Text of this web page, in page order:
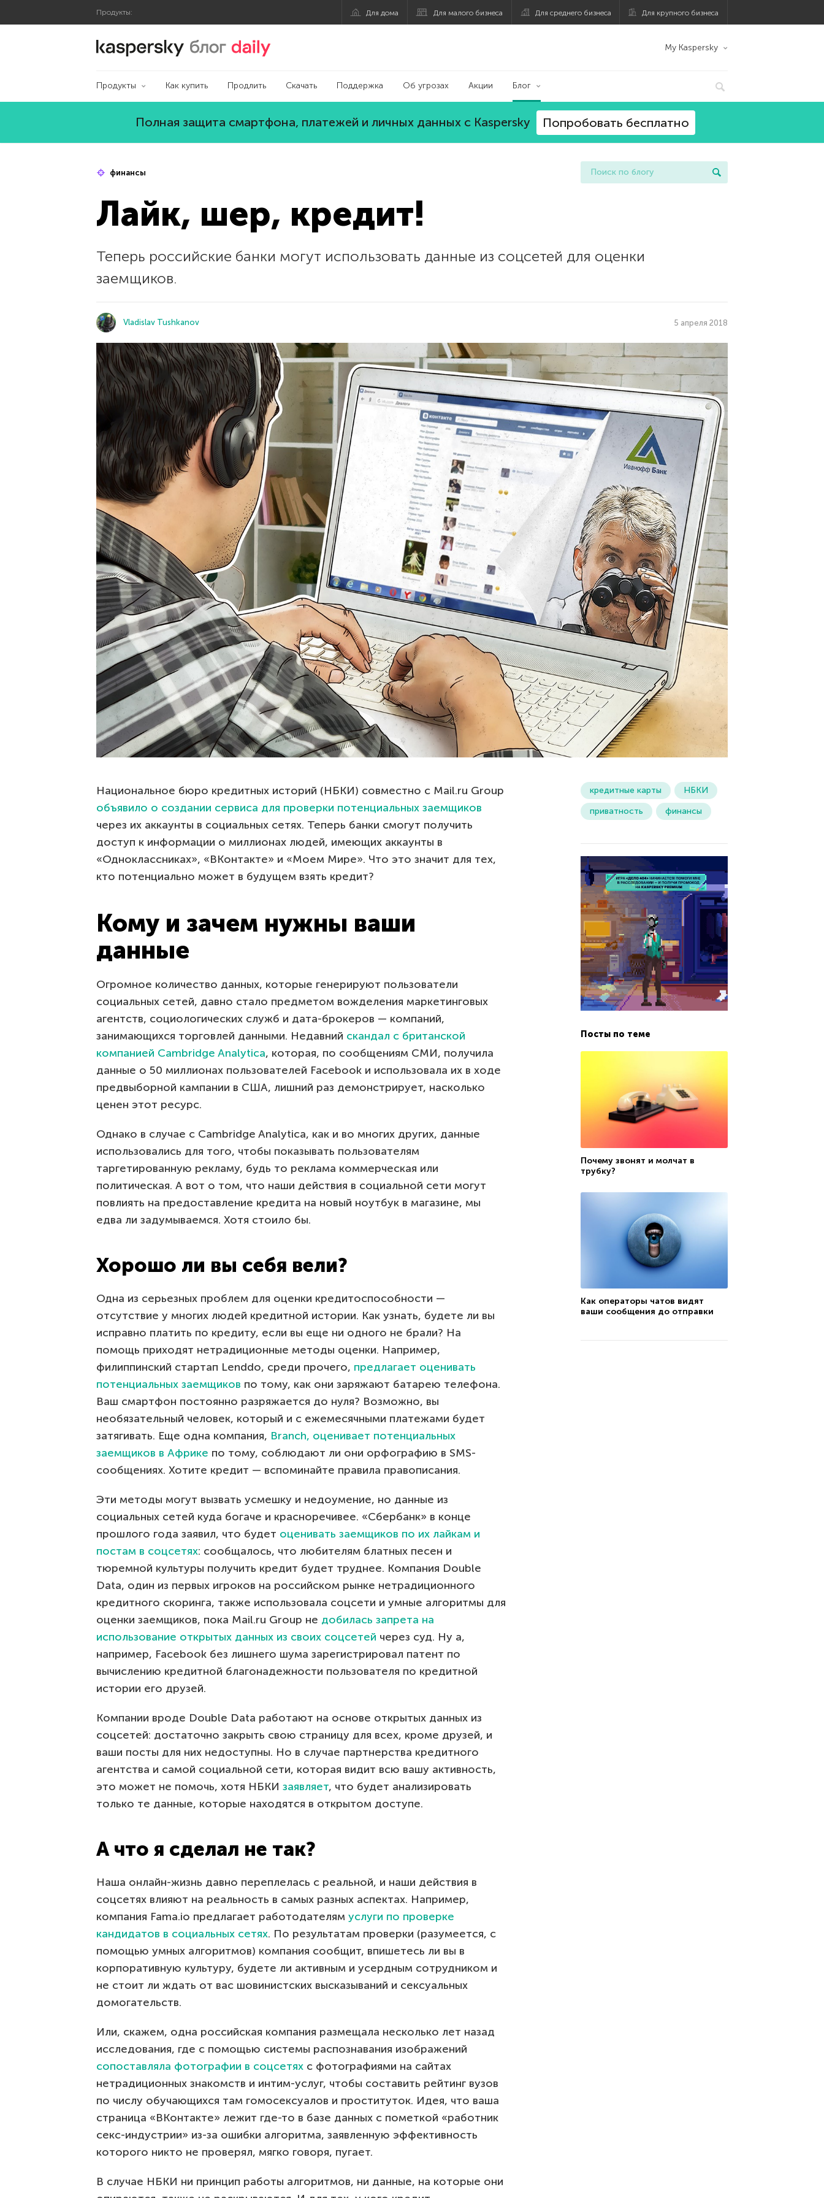
Продукты: Для дома Для малого бизнеса Для среднего бизнеса Для крупного бизнеса
Блог Касперского My Kaspersky
Продукты Как купить Продлить Скачать Поддержка Об угрозах Акции Блог
Полная защита смартфона, платежей и личных данных с Kaspersky Попробовать бесплатно
финансы
Лайк, шер, кредит!
Теперь российские банки могут использовать данные из соцсетей для оценки
заемщиков.
Vladislav Tushkanov 5 апреля 2018
Национальное бюро кредитных историй (НБКИ) совместно с Mail.ru Group
объявило о создании сервиса для проверки потенциальных заемщиков
через их аккаунты в социальных сетях. Теперь банки смогут получить
доступ к информации о миллионах людей, имеющих аккаунты в
«Одноклассниках», «ВКонтакте» и «Моем Мире». Что это значит для тех,
кто потенциально может в будущем взять кредит?
Кому и зачем нужны ваши
данные
Огромное количество данных, которые генерируют пользователи
социальных сетей, давно стало предметом вожделения маркетинговых
агентств, социологических служб и дата-брокеров — компаний,
занимающихся торговлей данными. Недавний скандал с британской
компанией Cambridge Analytica, которая, по сообщениям СМИ, получила
данные о 50 миллионах пользователей Facebook и использовала их в ходе
предвыборной кампании в США, лишний раз демонстрирует, насколько
ценен этот ресурс.
Однако в случае с Cambridge Analytica, как и во многих других, данные
использовались для того, чтобы показывать пользователям
таргетированную рекламу, будь то реклама коммерческая или
политическая. А вот о том, что наши действия в социальной сети могут
повлиять на предоставление кредита на новый ноутбук в магазине, мы
едва ли задумываемся. Хотя стоило бы.
Хорошо ли вы себя вели?
Одна из серьезных проблем для оценки кредитоспособности —
отсутствие у многих людей кредитной истории. Как узнать, будете ли вы
исправно платить по кредиту, если вы еще ни одного не брали? На
помощь приходят нетрадиционные методы оценки. Например,
филиппинский стартап Lenddo, среди прочего, предлагает оценивать
потенциальных заемщиков по тому, как они заряжают батарею телефона.
Ваш смартфон постоянно разряжается до нуля? Возможно, вы
необязательный человек, который и с ежемесячными платежами будет
затягивать. Еще одна компания, Branch, оценивает потенциальных
заемщиков в Африке по тому, соблюдают ли они орфографию в SMS-
сообщениях. Хотите кредит — вспоминайте правила правописания.
Эти методы могут вызвать усмешку и недоумение, но данные из
социальных сетей куда богаче и красноречивее. «Сбербанк» в конце
прошлого года заявил, что будет оценивать заемщиков по их лайкам и
постам в соцсетях: сообщалось, что любителям блатных песен и
тюремной культуры получить кредит будет труднее. Компания Double
Data, один из первых игроков на российском рынке нетрадиционного
кредитного скоринга, также использовала соцсети и умные алгоритмы для
оценки заемщиков, пока Mail.ru Group не добилась запрета на
использование открытых данных из своих соцсетей через суд. Ну а,
например, Facebook без лишнего шума зарегистрировал патент по
вычислению кредитной благонадежности пользователя по кредитной
истории его друзей.
Компании вроде Double Data работают на основе открытых данных из
соцсетей: достаточно закрыть свою страницу для всех, кроме друзей, и
ваши посты для них недоступны. Но в случае партнерства кредитного
агентства и самой социальной сети, которая видит всю вашу активность,
это может не помочь, хотя НБКИ заявляет, что будет анализировать
только те данные, которые находятся в открытом доступе.
А что я сделал не так?
Наша онлайн-жизнь давно переплелась с реальной, и наши действия в
соцсетях влияют на реальность в самых разных аспектах. Например,
компания Fama.io предлагает работодателям услуги по проверке
кандидатов в социальных сетях. По результатам проверки (разумеется, с
помощью умных алгоритмов) компания сообщит, впишетесь ли вы в
корпоративную культуру, будете ли активным и усердным сотрудником и
не стоит ли ждать от вас шовинистских высказываний и сексуальных
домогательств.
Или, скажем, одна российская компания размещала несколько лет назад
исследования, где с помощью системы распознавания изображений
сопоставляла фотографии в соцсетях с фотографиями на сайтах
нетрадиционных знакомств и интим-услуг, чтобы составить рейтинг вузов
по числу обучающихся там гомосексуалов и проституток. Идея, что ваша
страница «ВКонтакте» лежит где-то в базе данных с пометкой «работник
секс-индустрии» из-за ошибки алгоритма, заявленную эффективность
которого никто не проверял, мягко говоря, пугает.
В случае НБКИ ни принцип работы алгоритмов, ни данные, на которые они
кредитные карты
НБКИ
приватность
финансы
Посты по теме
Почему звонят и молчат в
трубку?
Как операторы чатов видят
ваши сообщения до отправки